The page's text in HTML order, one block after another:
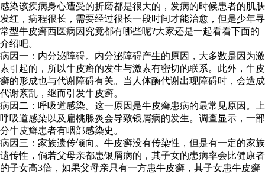
感染该疾病身心遭受的折磨都是很大的，发病的时候患者的肌肤
发红，病程很长，需要经过很长一段时间才能治愈，但是少年寻
常型牛皮癣西医病因究竟都有哪些呢?大家还是一起看看下面的
介绍吧。
病因一：内分泌障碍。内分泌障碍产生的原因，大多数是因为激
素引起的，所以牛皮癣的发生与激素有密切的联系。此外，牛皮
癣的形成也与代谢障碍有关。当人体酶代谢出现障碍时，会造成
代谢紊乱，继而引发牛皮癣。
病因二：呼吸道感染。这一原因是牛皮癣患病的最常见原因。上
呼吸道感染以及扁桃腺炎会导致银屑病的发生。调查显示，一部
分牛皮癣患者有咽部感染史。
病因三：家族遗传倾向。牛皮癣没有传染性，但是有一定的家族
遗传性，倘若父母亲都患银屑病的，其子女的患病率会比健康者
的子女高3倍，如果父母亲只有一方患牛皮癣，其子女患牛皮癣